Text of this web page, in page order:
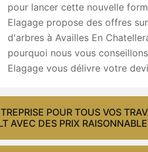
pour lancer cette nouvelle
Elagage propose des offres
d'arbres à Availles En
pourquoi nous vous
Elagage vous délivre votre
POUR TOUS VOS
AVEC DES PRIX